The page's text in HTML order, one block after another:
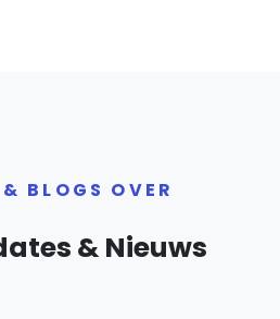
BLOGS OVER
& Nieuws